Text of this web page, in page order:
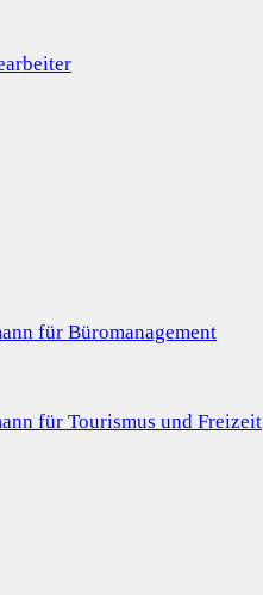
für Büromanagement
für Tourismus und Freizeit